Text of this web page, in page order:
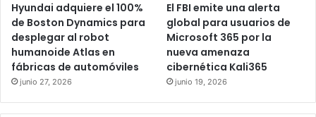
Hyundai adquiere el 100%
de Boston Dynamics para
desplegar al robot
humanoide Atlas en
fábricas de automóviles
junio 27, 2026
El FBI emite una alerta
global para usuarios de
Microsoft 365 por la
nueva amenaza
cibernética Kali365
junio 19, 2026